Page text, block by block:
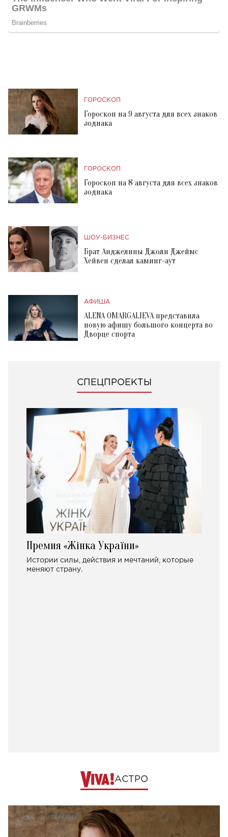
ГОРОСКОП
Гороскоп на 9 августа для всех знаков
зодиака
ГОРОСКОП
Гороскоп на 8 августа для всех знаков
зодиака
ШОУ-БИЗНЕС
Брат Анджелины Джоли Джеймс
Хейвен сделал каминг-аут
АФИША
ALENA OMARGALIEVA представила
новую афишу большого концерта во
Дворце спорта
СПЕЦПРОЕКТЫ
Премия «Жінка України»
Истории силы, действия и мечтаний, которые
меняют страну.
АСТРО